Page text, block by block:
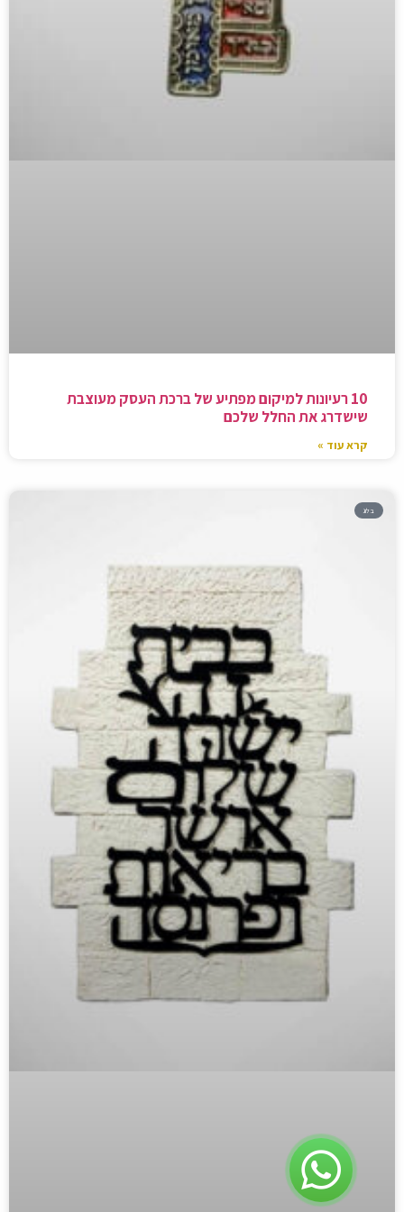
10 רעיונות למיקום מפתיע של ברכת העסק מעוצבת
שישדרג את החלל שלכם
קרא עוד »
בלוג